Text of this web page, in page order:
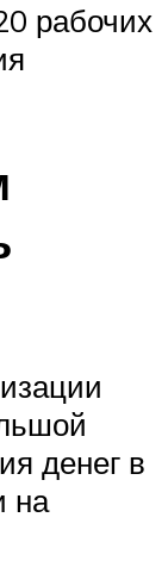
рабочих
денег в
на